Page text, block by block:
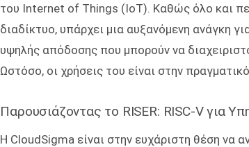
του Internet of Things (IoT). Καθώς όλο και
διαδίκτυο, υπάρχει μια αυξανόμενη ανάγκη
υψηλής απόδοσης που μπορούν να
Ωστόσο, οι χρήσεις του είναι στην
Παρουσιάζοντας το RISER: RISC-V για
Η CloudSigma είναι στην ευχάριστη θέση να